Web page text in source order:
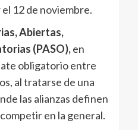
12 de noviembre.
Abiertas,
(PASO),en
obligatorio entre
al tratarse de una
las alianzas definen
en la general.